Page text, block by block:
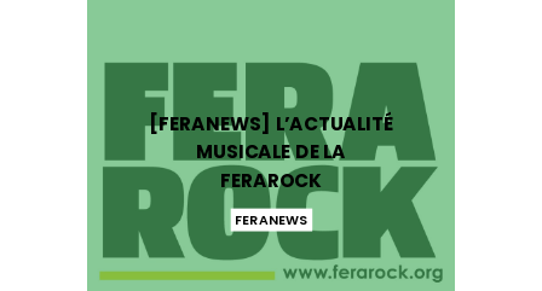
[FERANEWS] L’ACTUALITÉ
MUSICALE DE LA
FERAROCK
FERANEWS